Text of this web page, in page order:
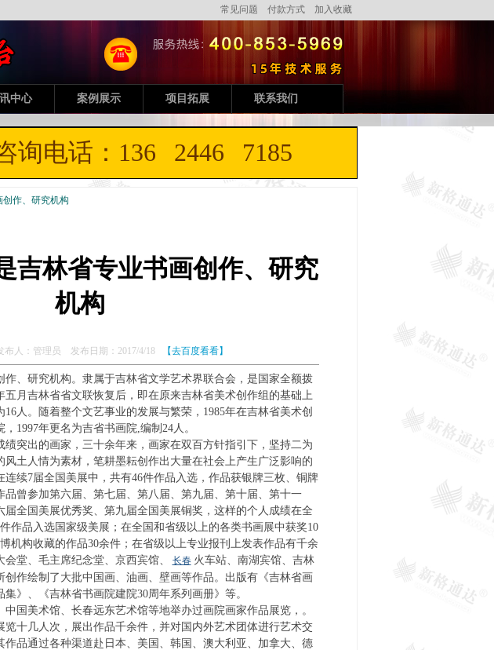
常见问题 付款方式 加入收藏
中心 案例展示 项目拓展 联系我们
询电话：136 2446 7185
作、研究机构
吉林省专业书画创作、研究
机构
布人：管理员 发布日期：2017/4/18 【去百度看看】
、研究机构。隶属于吉林省文学艺术界联合会，是国家全额拨
五月吉林省省文联恢复后，即在原来吉林省美术创作组的基础上
人。随着整个文艺事业的发展与繁荣，1985年在吉林省美术创
，1997年更名为吉省书画院,编制24人。
突出的画家，三十余年来，画家在双百方针指引下，坚持二为
土人情为素材，笔耕墨耘创作出大量在社会上产生广泛影响的
续7届全国美展中，共有46件作品入选，作品获银牌三枚、铜牌
曾参加第六届、第七届、第八届、第九届、第十届、第十一
届全国美展优秀奖、第九届全国美展铜奖，这样的个人成绩在全
作品入选国家级美展；在全国和省级以上的各类书画展中获奖10
机构收藏的作品30余件；在省级以上专业报刊上发表作品有千余
堂、毛主席纪念堂、京西宾馆、
长春 火车站、南湖宾馆、吉林
作绘制了大批中国画、油画、壁画等作品。出版有《吉林省画
集》、《吉林省书画院建院30周年系列画册》等。
国美术馆、长春远东艺术馆等地举办过画院画家作品展览，。
览十几人次，展出作品千余件，并对国内外艺术团体进行艺术交
品通过各种渠道赴日本、美国、韩国、澳大利亚、加拿大、德